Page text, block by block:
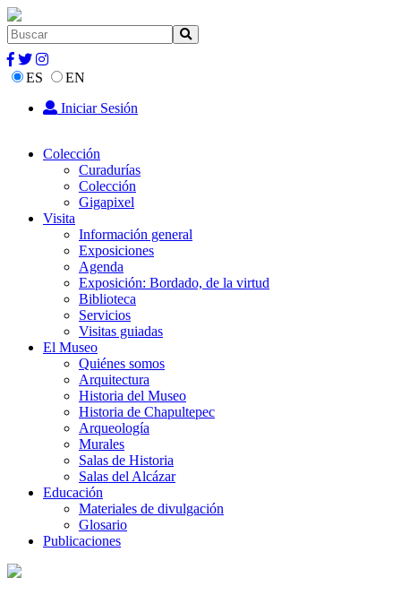
ES
EN
Iniciar Sesión
Colección
Curadurías
Colección
Gigapixel
Visita
Información general
Exposiciones
Agenda
Exposición: Bordado, de la virtud
Biblioteca
Servicios
Visitas guiadas
El Museo
Quiénes somos
Arquitectura
Historia del Museo
Historia de Chapultepec
Arqueología
Murales
Salas de Historia
Salas del Alcázar
Educación
Materiales de divulgación
Glosario
Publicaciones